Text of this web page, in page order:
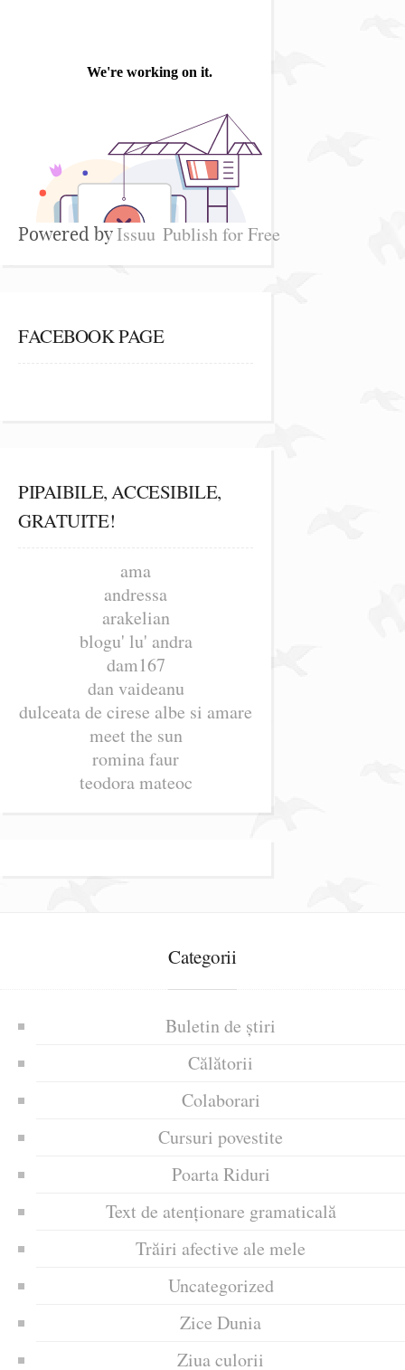
Powered byIssuu Publish for Free
FACEBOOK PAGE
PIPAIBILE, ACCESIBILE,
GRATUITE!
ama
andressa
arakelian
blogu' lu' andra
dam167
dan vaideanu
dulceata de cirese albe si amare
meet the sun
romina faur
teodora mateoc
Categorii
Buletin de știri
Călătorii
Colaborari
Cursuri povestite
Poarta Riduri
Text de atenționare gramaticală
Trăiri afective ale mele
Uncategorized
Zice Dunia
Ziua culorii